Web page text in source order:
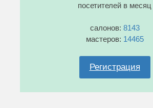
посетителей в месяц
салонов: 8143
мастеров: 14465
Регистрация